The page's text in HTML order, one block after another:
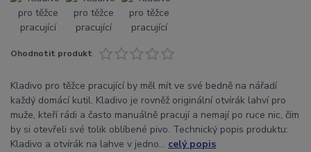
Ohodnotit produkt
Kladivo pro těžce pracující by měl mít ve své bedně na nářadí
každý domácí kutil. Kladivo je rovněž originální otvírák lahví pro
muže, kteří rádi a často manuálně pracují a nemají po ruce nic, čím
by si otevřeli své tolik oblíbené pivo. Technický popis produktu:
Kladivo a otvírák na lahve v jedno... celý popis